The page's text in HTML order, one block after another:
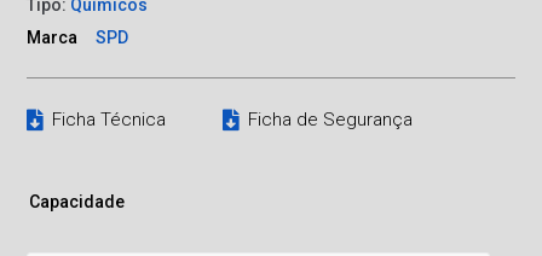
Tipo: Químicos
Marca
SPD
Ficha Técnica Ficha de Segurança
Capacidade